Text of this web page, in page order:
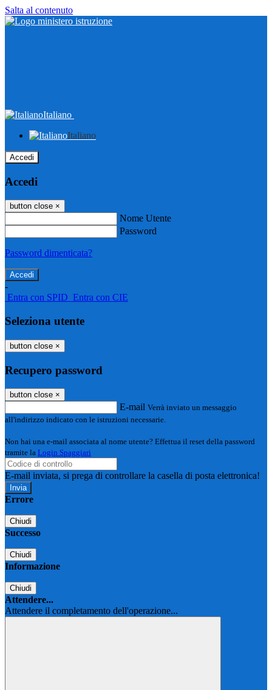
Salta al contenuto
Italiano
Italiano
Accedi
Accedi
button close ×
Nome Utente
Password
Password dimenticata?
-
Entra con SPID Entra con CIE
Seleziona utente
button close ×
Recupero password
button close ×
E-mail Verrà inviato un messaggio
all'indirizzo indicato con le istruzioni necessarie.
Non hai una e-mail associata al nome utente? Effettua il reset della password
tramite la Login Spaggiari
E-mail inviata, si prega di controllare la casella di posta elettronica!
Errore
Chiudi
Successo
Chiudi
Informazione
Chiudi
Attendere...
Attendere il completamento dell'operazione...